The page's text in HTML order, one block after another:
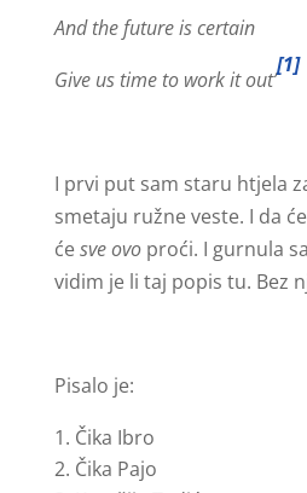
And the future is certain
Give us time to work it out’
[1]
I prvi put sam staru htjela
smetaju ružne veste. I da
ćesve ovoproći. I gurnula
vidim je li taj popis tu. Bez
Pisalo je:
Čika Ibro
Čika Pajo